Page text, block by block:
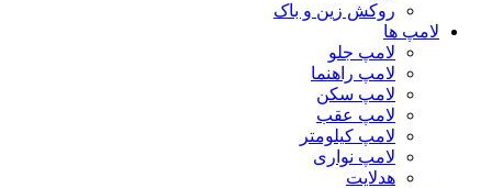
روکش زین و باک
لامپ ها
لامپ جلو
لامپ راهنما
لامپ سکن
لامپ عقب
لامپ کیلومتر
لامپ نواری
هدلایت